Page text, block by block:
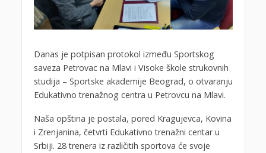
Danas je potpisan protokol između Sportskog
saveza Petrovac na Mlavi i Visoke škole strukovnih
studija – Sportske akademije Beograd, o otvaranju
Edukativno trenažnog centra u Petrovcu na Mlavi.
Naša opština je postala, pored Kragujevca, Kovina
i Zrenjanina, četvrti Edukativno trenažni centar u
Srbiji. 28 trenera iz različitih sportova će svoje